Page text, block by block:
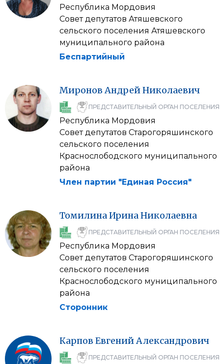
Республика Мордовия
Совет депутатов Атяшевского
сельского поселения Атяшевского
муниципального района
Беспартийный
Миронов АндрейНиколаевич
ПРЕДСТАВИТЕЛЬНЫЙ ОРГАН ПОСЕЛЕНИЯ
Республика Мордовия
Совет депутатов Старогоряшинского
сельского поселения
Краснослободского муниципального
района
Член партии "Единая Россия"
ТомилинаИринаНиколаевна
ПРЕДСТАВИТЕЛЬНЫЙ ОРГАН ПОСЕЛЕНИЯ
Республика Мордовия
Совет депутатов Старогоряшинского
сельского поселения
Краснослободского муниципального
района
Сторонник
Карпов ЕвгенийАлександрович
ПРЕДСТАВИТЕЛЬНЫЙ ОРГАН ПОСЕЛЕНИЯ